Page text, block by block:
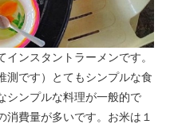
ンスタントラーメンです。
測です）とてもシンプルな食
シンプルな料理が一般的で
費量が多いです。お米は１